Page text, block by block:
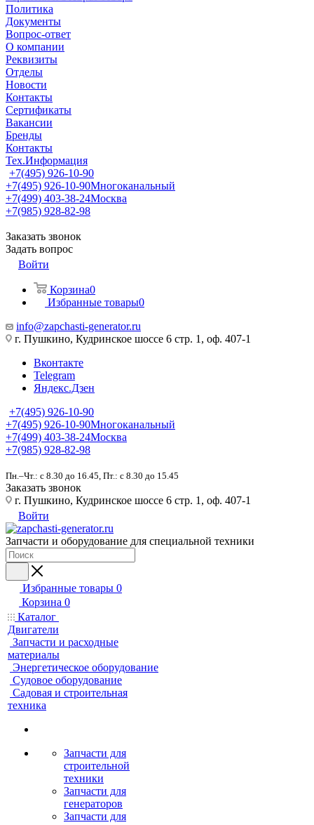
Политика
Документы
Вопрос-ответ
О компании
Реквизиты
Отделы
Новости
Контакты
Сертификаты
Вакансии
Бренды
Контакты
Тех.Информация
+7(495) 926-10-90
+7(495) 926-10-90Многоканальный
+7(499) 403-38-24Москва
+7(985) 928-82-98
Заказать звонок
Задать вопрос
Войти
Корзина0
Избранные товары0
info@zapchasti-generator.ru
г. Пушкино, Кудринское шоссе 6 стр. 1, оф. 407-1
Вконтакте
Telegram
Яндекс.Дзен
+7(495) 926-10-90
+7(495) 926-10-90Многоканальный
+7(499) 403-38-24Москва
+7(985) 928-82-98
Пн.–Чт.: с 8.30 до 16.45, Пт.: с 8.30 до 15.45
Заказать звонок
г. Пушкино, Кудринское шоссе 6 стр. 1, оф. 407-1
Войти
Запчасти и оборудование для специальной техники
Избранные товары 0
Корзина 0
Каталог
Двигатели
Запчасти и расходные
материалы
Энергетическое оборудование
Судовое оборудование
Садовая и строительная
техника
Запчасти для
строительной
техники
Запчасти для
генераторов
Запчасти для